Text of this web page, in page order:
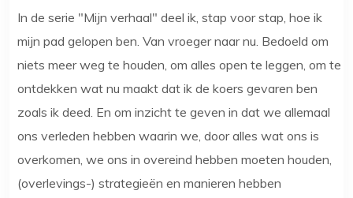
In de serie "Mijn verhaal" deel ik, stap voor stap, hoe ik
mijn pad gelopen ben. Van vroeger naar nu. Bedoeld om
niets meer weg te houden, om alles open te leggen, om te
ontdekken wat nu maakt dat ik de koers gevaren ben
zoals ik deed. En om inzicht te geven in dat we allemaal
ons verleden hebben waarin we, door alles wat ons is
overkomen, we ons in overeind hebben moeten houden,
(overlevings-) strategieën en manieren hebben